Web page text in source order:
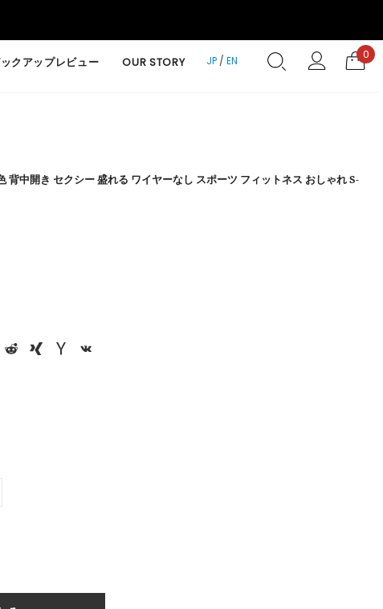
クアップレビュー OUR STORY JP/ EN 0
背中開き セクシー 盛れる ワイヤーなし スポーツ フィットネス おしゃれ S-